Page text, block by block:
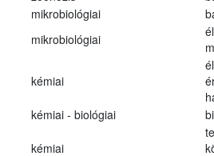
mikrobiológiai
mikrobiológiai
kémiai
kémiai - biológiai
kémiai